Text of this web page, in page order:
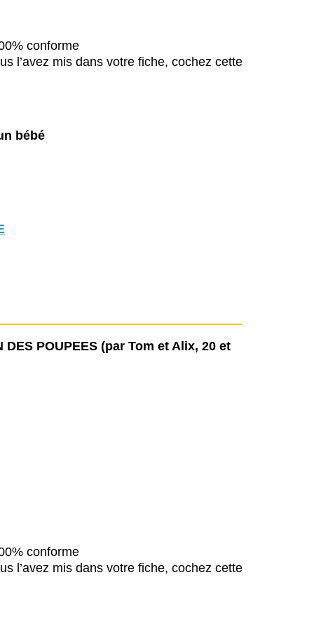
conforme
l’avez mis dans votre fiche, cochez cette
bébé
POUPEES (par Tom et Alix, 20 et
conforme
l’avez mis dans votre fiche, cochez cette